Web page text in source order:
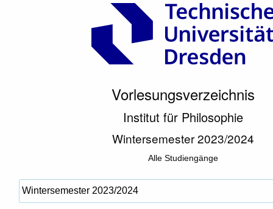
Vorlesungsverzeichnis
Institut für Philosophie
Wintersemester 2023/2024
Alle Studiengänge